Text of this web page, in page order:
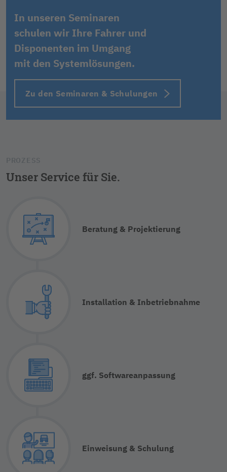
In unseren Seminaren
schulen wir Ihre Fahrer und
Disponenten im Umgang
mit den Systemlösungen.
Zu den Seminaren & Schulungen
Unser Service für Sie.
Beratung & Projektierung
Installation & Inbetriebnahme
ggf. Softwareanpassung
Einweisung & Schulung